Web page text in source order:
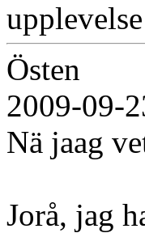
Östen
2009-09-
Nä jaag
Jorå, jag